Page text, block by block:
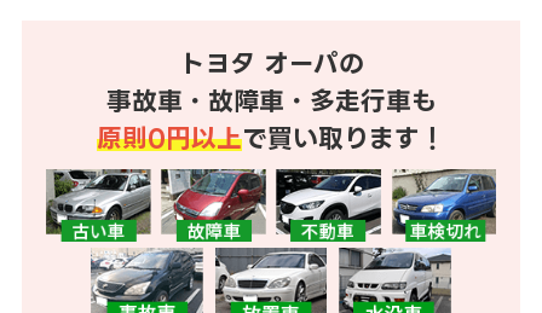
トヨタ オーパの
事故車・故障車・多走行車も
原則0円以上で買い取ります！